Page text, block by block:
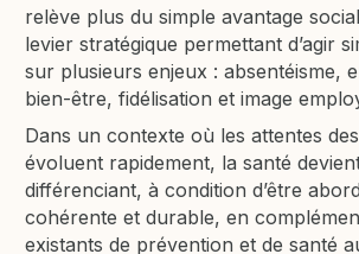
relève plus du simple avantage
levier stratégique permettant d’agir
sur plusieurs enjeux : absentéisme,
bien-être, fidélisation et image
Dans un contexte où les attentes
évoluent rapidement, la santé
différenciant, à condition d’être
cohérente et durable, en
existants de prévention et de santé